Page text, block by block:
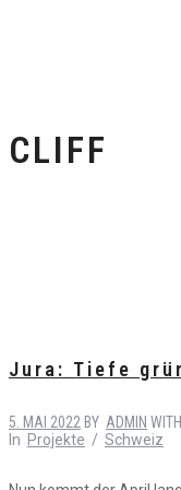
CLIFF
Jura: Tiefe
5. MAI 2022 BY ADMIN WITH
In Projekte / Schweiz